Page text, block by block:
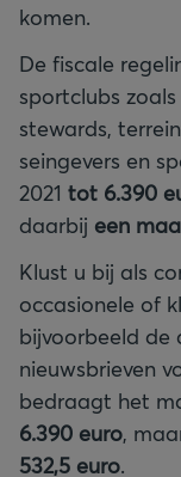
komen.
De fiscale
sportclubs
stewards,
seingevers en
2021 tot 6.390
daarbij een
Klust u bij als
occasionele of
bijvoorbeeld de
nieuwsbrieven
bedraagt het
6.390 euro,
532,5 euro.